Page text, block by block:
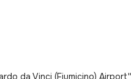
da Vinci (Fiumicino)